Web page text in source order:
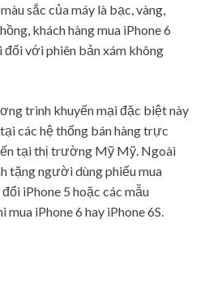
sắc của máy là bạc, vàng,
khách hàng mua iPhone 6
với phiên bản xám không
trình khuyến mại đặc biệt này
các hệ thống bán hàng trực
tại thị trường Mỹ Mỹ. Ngoài
tặng người dùng phiếu mua
iPhone 5 hoặc các mẫu
iPhone 6 hay iPhone 6S.